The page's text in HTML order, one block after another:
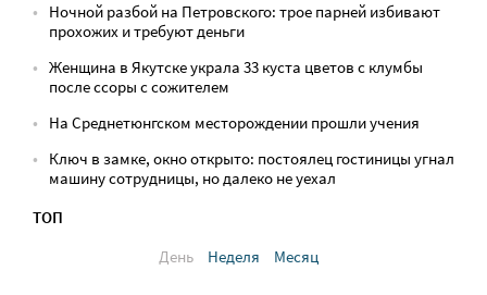
Ночной разбой на Петровского: трое парней избивают
прохожих и требуют деньги
Женщина в Якутске украла 33 куста цветов с клумбы
после ссоры с сожителем
На Среднетюнгском месторождении прошли учения
Ключ в замке, окно открыто: постоялец гостиницы угнал
машину сотрудницы, но далеко не уехал
ТОП
День
Неделя Месяц